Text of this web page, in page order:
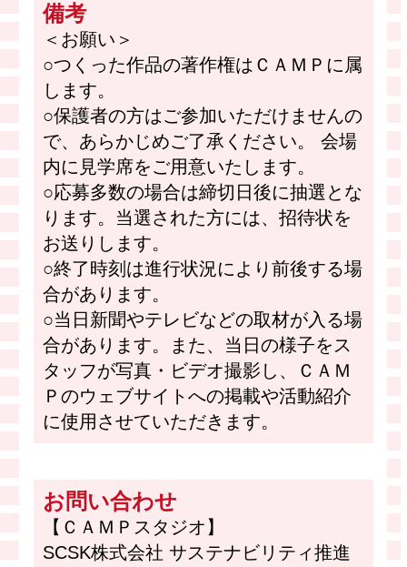
備考
＜お願い＞
○つくった作品の著作権はＣＡＭＰに属
します。
○保護者の方はご参加いただけませんの
で、あらかじめご了承ください。 会場
内に見学席をご用意いたします。
○応募多数の場合は締切日後に抽選とな
ります。当選された方には、招待状を
お送りします。
○終了時刻は進行状況により前後する場
合があります。
○当日新聞やテレビなどの取材が入る場
合があります。また、当日の様子をス
タッフが写真・ビデオ撮影し、ＣＡＭ
Ｐのウェブサイトへの掲載や活動紹介
に使用させていただきます。
お問い合わせ
【ＣＡＭＰスタジオ】
SCSK株式会社 サステナビリティ推進